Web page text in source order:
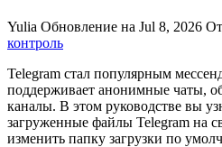
Yulia Обновление на Jul 8, 2026
контроль
Telegram стал популярным
поддерживает анонимные чаты,
каналы. В этом руководстве вы
загруженные файлы Telegram на
изменить папку загрузки по